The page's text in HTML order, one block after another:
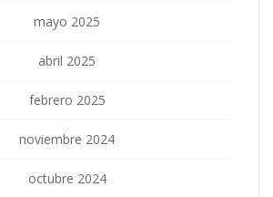
mayo 2025
abril 2025
febrero 2025
noviembre 2024
octubre 2024